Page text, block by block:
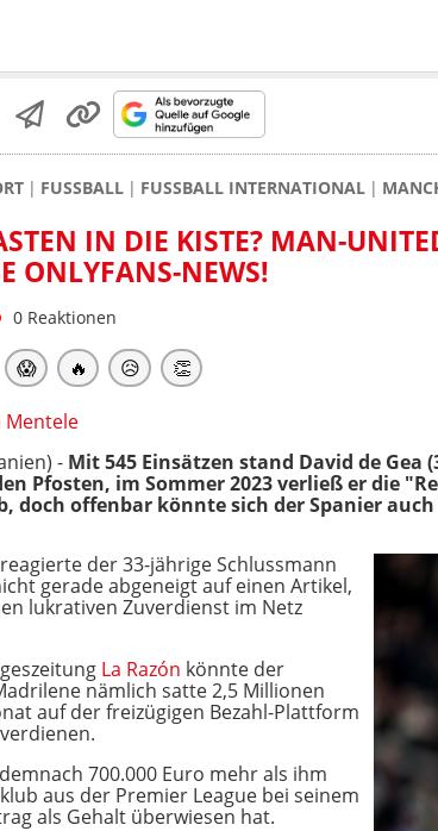
FUSSBALL FUSSBALL INTERNATIONAL
IN DIE KISTE? MAN-
ONLYFANS-NEWS!
0 Reaktionen
😱 🔥 😥 👏
Mentele
- Mit 545 Einsätzen stand David de
Pfosten, im Sommer 2023 verließ er die
doch offenbar könnte sich der Spanier
der 33-jährige Schlussmann
gerade abgeneigt auf einen Artikel,
lukrativen Zuverdienst im Netz
La Razón könnte der
nämlich satte 2,5 Millionen
auf der freizügigen Bezahl-Plattform
700.000 Euro mehr als ihm
aus der Premier League bei seinem
als Gehalt überwiesen hat.